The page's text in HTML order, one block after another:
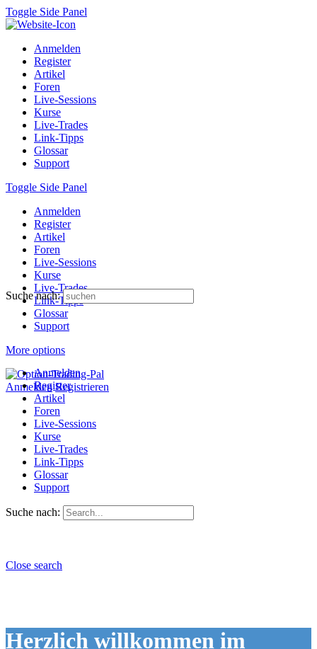
Toggle Side Panel
Anmelden
Register
Artikel
Foren
Live-Sessions
Kurse
Live-Trades
Link-Tipps
Glossar
Support
Toggle Side Panel
Anmelden
Register
Artikel
Foren
Live-Sessions
Kurse
Live-Trades
Link-Tipps
Glossar
Support
More options
Anmelden Registrieren
Suche nach:
Anmelden
Register
Artikel
Foren
Live-Sessions
Kurse
Live-Trades
Link-Tipps
Glossar
Support
Suche nach:
Close search
Herzlich willkommen im